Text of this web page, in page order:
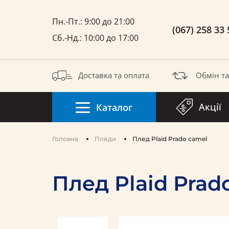
Пн.-Пт.: 9:00 до 21:00
Сб.-Нд.: 10:00 до 17:00
(067) 258 33
Доставка та оплата Обмін
Каталог Акції
Головна Пледи Плед Plaid Prado camel
Плед Plaid